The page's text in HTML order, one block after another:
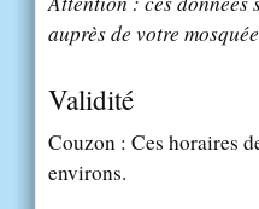
auprès de votre
Validité
Couzon : Ces horaires
environs.